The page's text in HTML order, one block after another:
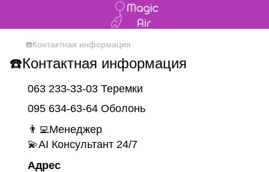
☎️Контактная информация
☎️Контактная информация
063 233-33-03 Теремки
095 634-63-64 Оболонь
👨‍💻Менеджер
💫AI Консультант 24/7
Адрес